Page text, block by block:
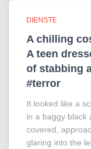
DIENSTE
A chilling
A teen
of stabbing
#terror
It looked like a
in a baggy black
covered,
glaring into the